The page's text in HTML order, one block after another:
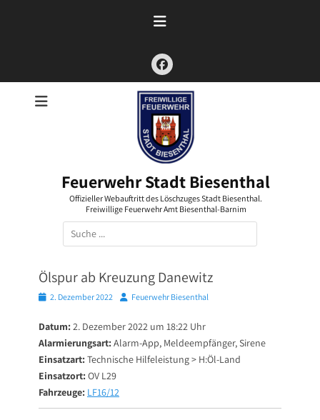
Facebook
Feuerwehr Stadt Biesenthal
Offizieller Webauftritt des Löschzuges Stadt Biesenthal.
Freiwillige Feuerwehr Amt Biesenthal-Barnim
Suchen
nach:
Ölspur ab Kreuzung Danewitz
Posted2. Dezember 2022 AutorFeuerwehr Biesenthal
Datum: 2. Dezember 2022 um 18:22 Uhr
Alarmierungsart: Alarm-App, Meldeempfänger, Sirene
Einsatzart: Technische Hilfeleistung > H:Öl-Land
Einsatzort: OV L29
Fahrzeuge: LF16/12